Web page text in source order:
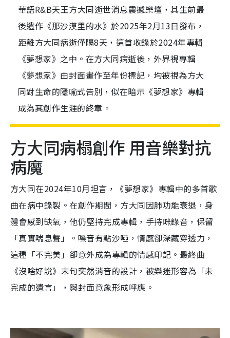
華語R&B天王方大同逝世消息震撼樂壇，其生前最
後遺作《那沙漠里的水》於2025年2月13日發布，
距離方大同病逝僅隔8天，這首收錄於2024年專輯
《夢想家》之中。在方大同病逝後，外界視專輯
《夢想家》由封面畫作至年份標記，均被視為方大
同對生命的隱喻式告別，似在暗示《夢想家》專輯
成為其創作生涯的終章。
方大同病榻創作 用音樂對抗
病魔
方大同在2024年10月坦言，《夢想家》專輯中的多首歌
曲在病中錄製。在創作期間，方大同因肺功能衰退，身
體會感到缺氧，他仍堅持完成專輯，手持咪錄音，保留
「真實喘息聲」。嗓音有點沙啞，情感卻深藏穿透力，
這種「不完美」卻意外成為專輯的情感印記。最終曲
《沒啥好說》末句突然消音的設計，被樂迷形容為「未
完成的遺言」，與封面意象形成呼應。